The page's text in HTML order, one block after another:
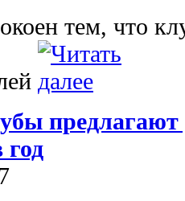
тем, что